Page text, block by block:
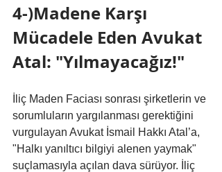
4-)Madene Karşı
Mücadele Eden Avukat
Atal: "Yılmayacağız!"
İliç Maden Faciası sonrası şirketlerin ve
sorumluların yargılanması gerektiğini
vurgulayan Avukat İsmail Hakkı Atal’a,
"Halkı yanıltıcı bilgiyi alenen yaymak"
suçlamasıyla açılan dava sürüyor. İliç